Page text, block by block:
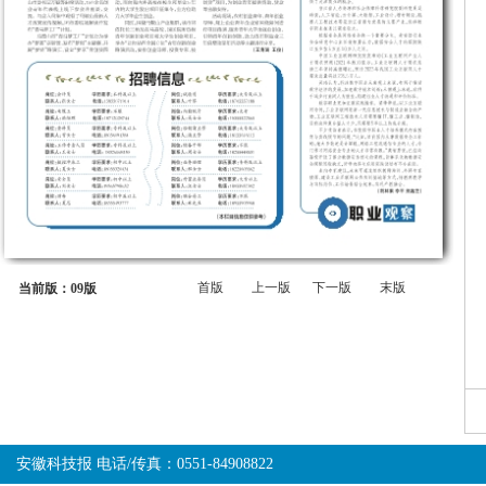
当前版：09版 首版 上一版 下一版 末版
安徽科技报 电话/传真：0551-84908822